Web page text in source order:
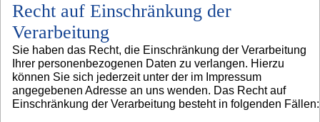
Recht auf Einschränkung der
Verarbeitung
Sie haben das Recht, die Einschränkung der Verarbeitung
Ihrer personenbezogenen Daten zu verlangen. Hierzu
können Sie sich jederzeit unter der im Impressum
angegebenen Adresse an uns wenden. Das Recht auf
Einschränkung der Verarbeitung besteht in folgenden Fällen: